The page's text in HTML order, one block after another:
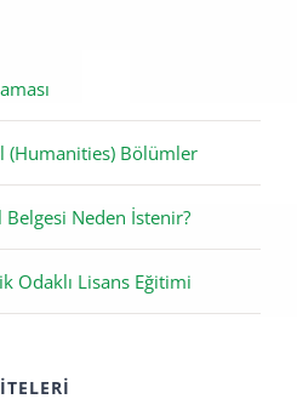
(Humanities) Bölümler
Neden İstenir?
Odaklı Lisans Eğitimi